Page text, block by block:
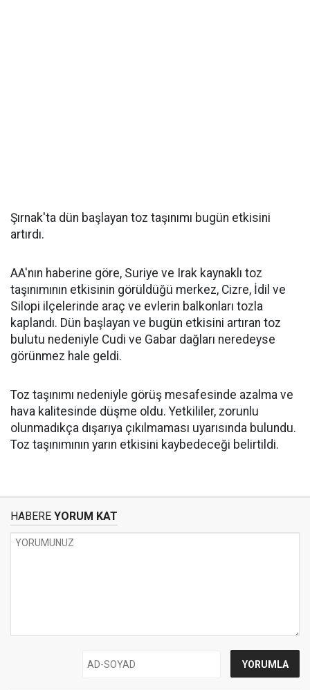
Şırnak'ta dün başlayan toz taşınımı bugün etkisini
artırdı.
AA'nın haberine göre, Suriye ve Irak kaynaklı toz
taşınımının etkisinin görüldüğü merkez, Cizre, İdil ve
Silopi ilçelerinde araç ve evlerin balkonları tozla
kaplandı. Dün başlayan ve bugün etkisini artıran toz
bulutu nedeniyle Cudi ve Gabar dağları neredeyse
görünmez hale geldi.
Toz taşınımı nedeniyle görüş mesafesinde azalma ve
hava kalitesinde düşme oldu. ​​​​​​​Yetkililer, zorunlu
olunmadıkça dışarıya çıkılmaması uyarısında bulundu.
Toz taşınımının yarın etkisini kaybedeceği belirtildi.
HABERE YORUM KAT